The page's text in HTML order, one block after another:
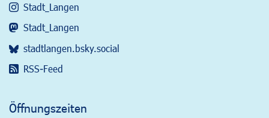
Stadt_Langen
Stadt_Langen
stadtlangen.bsky.social
RSS-Feed
Öffnungszeiten